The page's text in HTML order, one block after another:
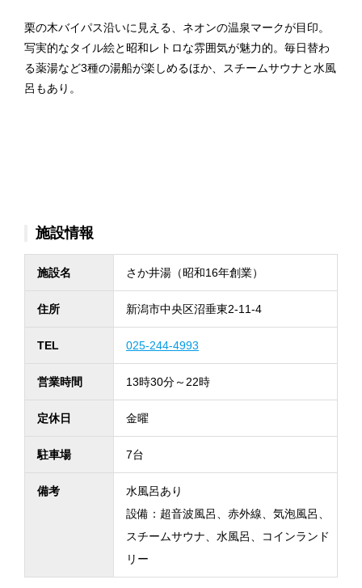
栗の木バイパス沿いに見える、ネオンの温泉マークが目印。
写実的なタイル絵と昭和レトロな雰囲気が魅力的。毎日替わ
る薬湯など3種の湯船が楽しめるほか、スチームサウナと水風
呂もあり。
施設情報
施設名 さか井湯（昭和16年創業）
住所 新潟市中央区沼垂東2-11-4
TEL 025-244-4993
営業時間 13時30分～22時
定休日 金曜
駐車場 7台
備考
水風呂あり
設備：超音波風呂、赤外線、気泡風呂、
スチームサウナ、水風呂、コインランド
リー